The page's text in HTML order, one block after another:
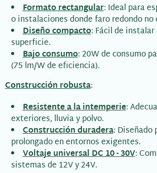
Formato rectangular: Ideal para
o instalaciones donde faro redondo no
Diseño compacto: Fácil de
superficie.
Bajo consumo: 20W de consumo
(75 lm/W de eficiencia).
Construcción robusta:
Resistente a la intemperie:
exteriores, lluvia y polvo.
Construcción duradera: Diseñado
prolongado en entornos exigentes.
Voltaje universal DC 10 - 30V:
sistemas de 12V y 24V.